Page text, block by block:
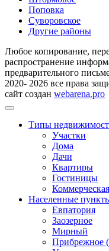
Поповка
Суворовское
Другие районы
Любое копирование,
распространение
предварительного
2020- 2026 все права
сайт создан webarena.pro
Типы
Участки
Дома
Дачи
Квартиры
Гостиницы
Коммерческая
Населенные
Евпатория
Заозерное
Мирный
Прибрежное